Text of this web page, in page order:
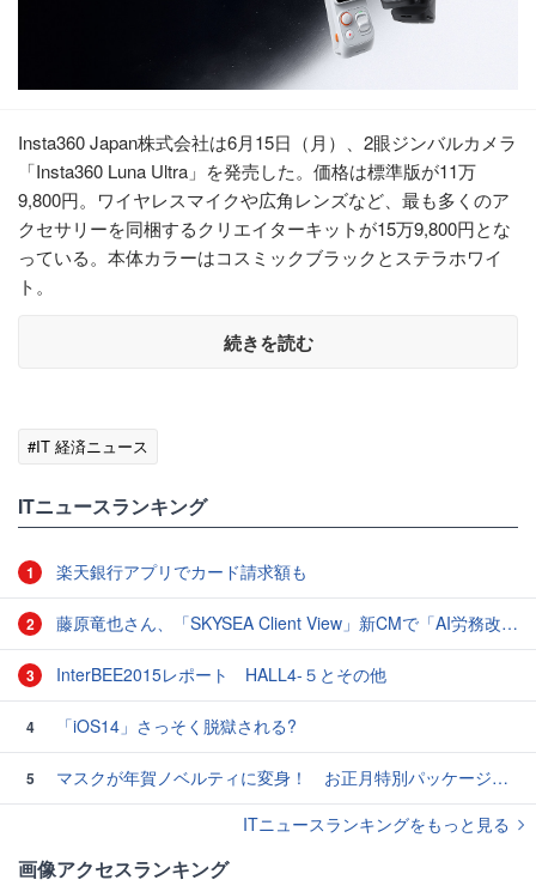
Insta360 Japan株式会社は6月15日（月）、2眼ジンバルカメラ
「Insta360 Luna Ultra」を発売した。価格は標準版が11万
9,800円。ワイヤレスマイクや広角レンズなど、最も多くのア
クセサリーを同梱するクリエイターキットが15万9,800円とな
っている。本体カラーはコスミックブラックとステラホワイ
ト。
続きを読む
#IT 経済ニュース
ITニュースランキング
1 楽天銀行アプリでカード請求額も
2 藤原竜也さん、「SKYSEA Client View」新CMで「AI労務改善」をアピール 働き方をAIが分析したら「すぐに休んで」と言われる？
3 InterBEE2015レポート HALL4-５とその他
4 「iOS14」さっそく脱獄される?
5
マスクが年賀ノベルティに変身！ お正月特別パッケージの注文受付開始
ITニュースランキングをもっと見る
画像アクセスランキング